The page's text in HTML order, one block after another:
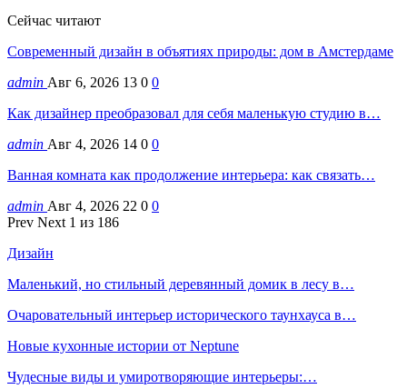
Сейчас читают
Современный дизайн в объятиях природы: дом в Амстердаме
admin Авг 6, 2026 13 0 0
Как дизайнер преобразовал для себя маленькую студию в…
admin Авг 4, 2026 14 0 0
Ванная комната как продолжение интерьера: как связать…
admin Авг 4, 2026 22 0 0
Prev Next 1 из 186
Дизайн
Маленький, но стильный деревянный домик в лесу в…
Очаровательный интерьер исторического таунхауса в…
Новые кухонные истории от Neptune
Чудесные виды и умиротворяющие интерьеры:…